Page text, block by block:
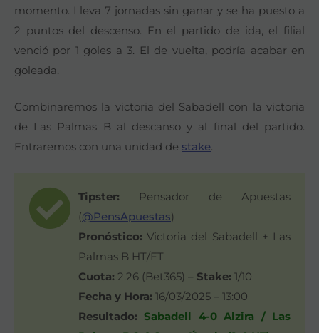
momento. Lleva 7 jornadas sin ganar y se ha puesto a
2 puntos del descenso. En el partido de ida, el filial
venció por 1 goles a 3. El de vuelta, podría acabar en
goleada.
Combinaremos la victoria del Sabadell con la victoria
de Las Palmas B al descanso y al final del partido.
Entraremos con una unidad de stake.
Tipster: Pensador de Apuestas
(@PensApuestas)
Pronóstico: Victoria del Sabadell + Las
Palmas B HT/FT
Cuota: 2.26 (Bet365) – Stake: 1/10
Fecha y Hora: 16/03/2025 – 13:00
Resultado: Sabadell 4-0 Alzira / Las